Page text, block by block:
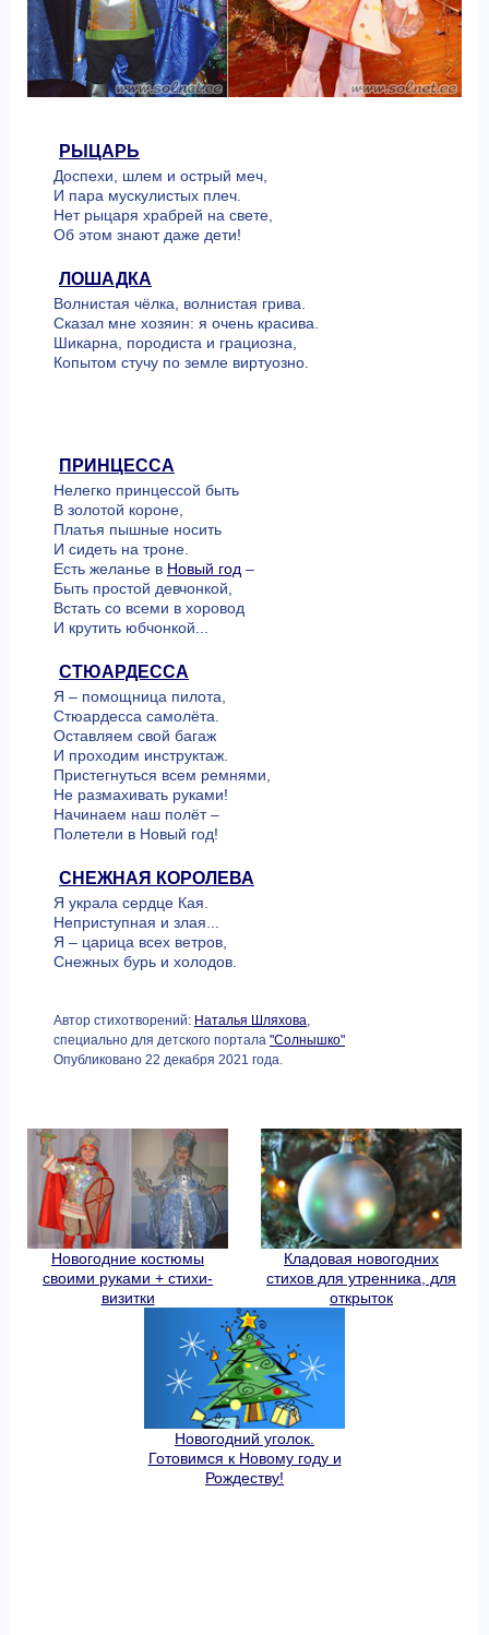
РЫЦАРЬ
Доспехи, шлем и острый меч,
И пара мускулистых плеч.
Нет рыцаря храбрей на свете,
Об этом знают даже дети!
ЛОШАДКА
Волнистая чёлка, волнистая грива.
Сказал мне хозяин: я очень красива.
Шикарна, породиста и грациозна,
Копытом стучу по земле виртуозно.
ПРИНЦЕССА
Нелегко принцессой быть
В золотой короне,
Платья пышные носить
И сидеть на троне.
Есть желанье в Новый год –
Быть простой девчонкой,
Встать со всеми в хоровод
И крутить юбчонкой...
СТЮАРДЕССА
Я – помощница пилота,
Стюардесса самолёта.
Оставляем свой багаж
И проходим инструктаж.
Пристегнуться всем ремнями,
Не размахивать руками!
Начинаем наш полёт –
Полетели в Новый год!
СНЕЖНАЯ КОРОЛЕВА
Я украла сердце Кая.
Неприступная и злая...
Я – царица всех ветров,
Снежных бурь и холодов.
Автор стихотворений: Наталья Шляхова
специально для детского портала "Солнышко"
Опубликовано 22 декабря 2021 года.
Новогодние костюмы
своими руками + стихи-
визитки
Кладовая новогодних
стихов для утренника, для
открыток
Новогодний уголок.
Готовимся к Новому году и
Рождеству!